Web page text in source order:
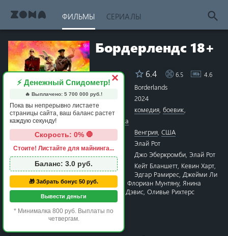
ФИЛЬМЫ СЕРИАЛЫ
10 stars
9 stars
8 stars
7 stars
6 stars
5 stars
4 stars
3 stars
2 stars
1 star
Бордерлендс 18+
Рейтинг 6.4 6.5 4.6
Название
Borderlands
Год
2024
Жанры
комедия боевик
фантастика
Страна
Венгрия США
Режиссёр
Элай Рот
Джо Эберкромби Элай Рот
Кейт Бланшетт Кевин Харт
Эдгар Рамирес Джейми Ли
Кёртис,Ариана Гринблатт Флориан Мунтяну, Янина
Гаванкар,Джек Блэк,Бен Дэвис Оливье Рихтерс
Время
1 час 41 минута
Премьера
6 августа 2024 в мире
8 августа 2024 в России
×
⚡ Денежный Спидометр!
🔥 Выплачено: 5 700 000 руб.!
Пока вы непрерывно листаете
страницы сайта, ваш баланс растет
каждую секунду!
Скорость: 0% 🛑
Стоите! Листайте для майнинга...
Баланс: 3.0 руб.
🎁 Забрать бонус 50 руб.
Вывести деньги
* Минималка 800 руб. Выплаты по
четвергам.